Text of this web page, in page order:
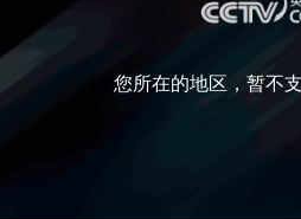
您所在的地区，暂不